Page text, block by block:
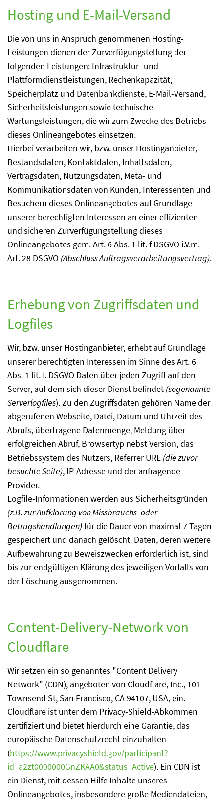
Hosting und E-Mail-Versand
Die von uns in Anspruch genommenen Hosting-
Leistungen dienen der Zurverfügungstellung der
folgenden Leistungen: Infrastruktur- und
Plattformdienstleistungen, Rechenkapazität,
Speicherplatz und Datenbankdienste, E-Mail-Versand,
Sicherheitsleistungen sowie technische
Wartungsleistungen, die wir zum Zwecke des Betriebs
dieses Onlineangebotes einsetzen.
Hierbei verarbeiten wir, bzw. unser Hostinganbieter,
Bestandsdaten, Kontaktdaten, Inhaltsdaten,
Vertragsdaten, Nutzungsdaten, Meta- und
Kommunikationsdaten von Kunden, Interessenten und
Besuchern dieses Onlineangebotes auf Grundlage
unserer berechtigten Interessen an einer effizienten
und sicheren Zurverfügungstellung dieses
Onlineangebotes gem. Art. 6 Abs. 1 lit. f DSGVO i.V.m.
Art. 28 DSGVO (Abschluss Auftragsverarbeitungsvertrag).
Erhebung von Zugriffsdaten und
Logfiles
Wir, bzw. unser Hostinganbieter, erhebt auf Grundlage
unserer berechtigten Interessen im Sinne des Art. 6
Abs. 1 lit. f. DSGVO Daten über jeden Zugriff auf den
Server, auf dem sich dieser Dienst befindet (sogenannte
Serverlogfiles). Zu den Zugriffsdaten gehören Name der
abgerufenen Webseite, Datei, Datum und Uhrzeit des
Abrufs, übertragene Datenmenge, Meldung über
erfolgreichen Abruf, Browsertyp nebst Version, das
Betriebssystem des Nutzers, Referrer URL (die zuvor
besuchte Seite), IP-Adresse und der anfragende
Provider.
Logfile-Informationen werden aus Sicherheitsgründen
(z.B. zur Aufklärung von Missbrauchs- oder
Betrugshandlungen)für die Dauer von maximal 7 Tagen
gespeichert und danach gelöscht. Daten, deren weitere
Aufbewahrung zu Beweiszwecken erforderlich ist, sind
bis zur endgültigen Klärung des jeweiligen Vorfalls von
der Löschung ausgenommen.
Content-Delivery-Network von
Cloudflare
Wir setzen ein so genanntes "Content Delivery
Network" (CDN), angeboten von Cloudflare, Inc., 101
Townsend St, San Francisco, CA 94107, USA, ein.
Cloudflare ist unter dem Privacy-Shield-Abkommen
zertifiziert und bietet hierdurch eine Garantie, das
europäische Datenschutzrecht einzuhalten
(https://www.privacyshield.gov/participant?
id=a2zt0000000GnZKAA0&status=Active). Ein CDN ist
ein Dienst, mit dessen Hilfe Inhalte unseres
Onlineangebotes, insbesondere große Mediendateien,